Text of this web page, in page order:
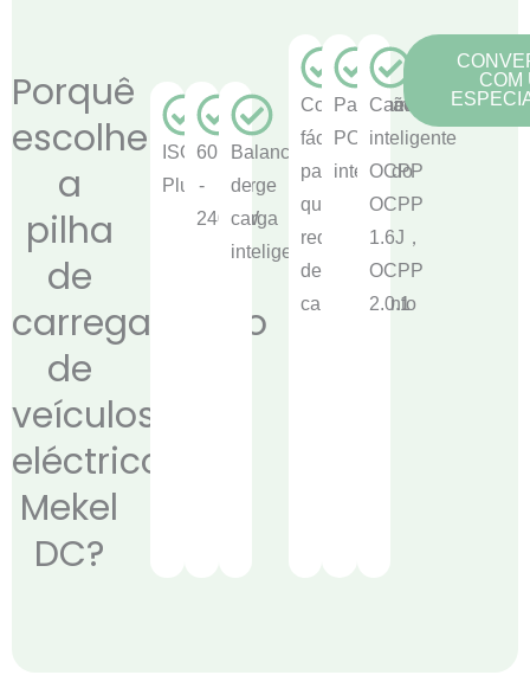
Porquê
escolher
a
pilha
de
carregamento
de
veículos
eléctricos
Mekel
DC?
ISO15118
Plug&Charge
60KW
-
240KW
Balanceamento
de
carga
inteligente
Configuração
fácil
para
qualquer
rede
de
carregamento
Pagamento
POS
integrado
Carregamento
inteligente
OCPP
OCPP
1.6J，
OCPP
2.0.1
COM